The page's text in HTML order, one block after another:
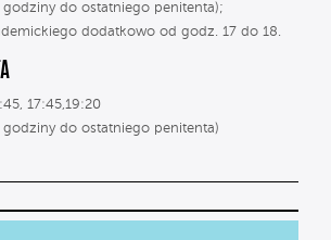
do ostatniego penitenta);
dodatkowo od godz. 17 do 18.
17:45,19:20
do ostatniego penitenta)